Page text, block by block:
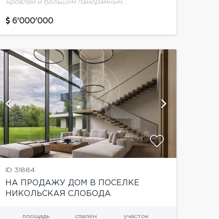
кровлей и большим панорамным
Никольская слобода.Планировка дома:1
6'000'000
ID 31884
НА ПРОДАЖУ ДОМ В ПОСЕЛКЕ
НИКОЛЬСКАЯ СЛОБОДА
площадь спален участок